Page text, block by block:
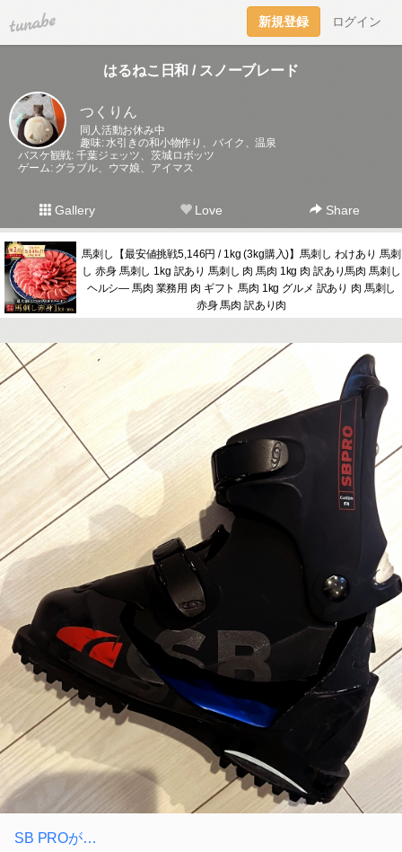
tuna.be 新規登録 ログイン
はるねこ日和 / スノーブレード
つくりん
同人活動お休み中
趣味: 水引きの和小物作り、バイク、温泉
バスケ観戦: 千葉ジェッツ、茨城ロボッツ
ゲーム: グラブル、ウマ娘、アイマス
Gallery Love Share
馬刺し【最安値挑戦5,146円 / 1kg (3kg購入)】馬刺し わけあり 馬刺
し 赤身 馬刺し 1kg 訳あり 馬刺し 肉 馬肉 1kg 肉 訳あり馬肉 馬刺し
ヘルシ― 馬肉 業務用 肉 ギフト 馬肉 1kg グルメ 訳あり 肉 馬刺し
赤身 馬肉 訳あり肉
SB PROが…